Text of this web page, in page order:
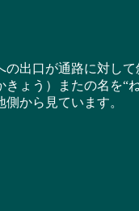
出口が通路に対して
ょう）またの名を“
から見ています。